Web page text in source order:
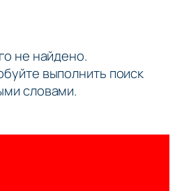
не найдено.
выполнить поиск
словами.